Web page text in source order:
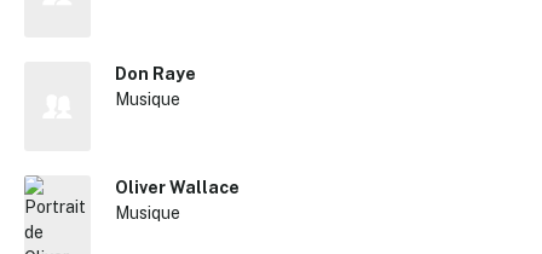
Don Raye
Musique
Oliver Wallace
Musique